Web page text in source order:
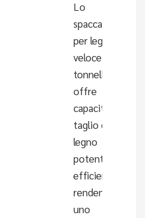
Lo
spaccalegna
per legno
veloce da 5
tonnellate
offre
capacità di
taglio del
legno
potenti ed
efficienti,
rendendolo
uno